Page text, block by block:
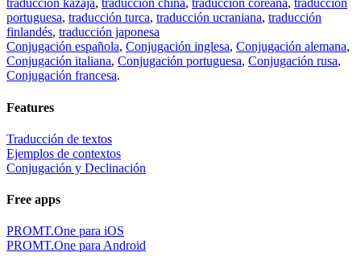
traducción kazaja, traducción china, traducción coreana, traducción
portuguesa, traducción turca, traducción ucraniana, traducción
finlandés, traducción japonesa
Conjugación española, Conjugación inglesa, Conjugación alemana,
Conjugación italiana, Conjugación portuguesa, Conjugación rusa,
Conjugación francesa.
Features
Traducción de textos
Ejemplos de contextos
Conjugación y Declinación
Free apps
PROMT.One para iOS
PROMT.One para Android